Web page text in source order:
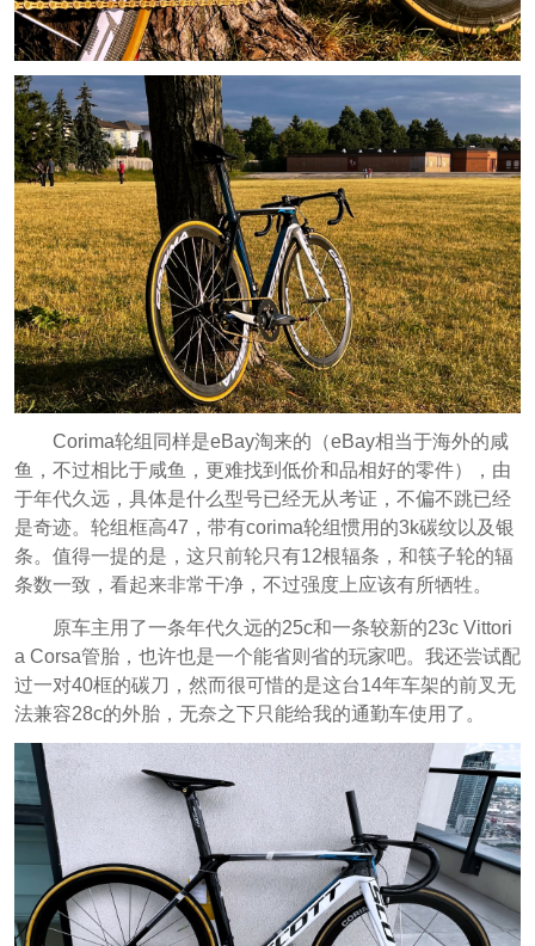
Corima轮组同样是eBay淘来的（eBay相当于海外的咸
鱼，不过相比于咸鱼，更难找到低价和品相好的零件），由
于年代久远，具体是什么型号已经无从考证，不偏不跳已经
是奇迹。轮组框高47，带有corima轮组惯用的3k碳纹以及银
条。值得一提的是，这只前轮只有12根辐条，和筷子轮的辐
条数一致，看起来非常干净，不过强度上应该有所牺牲。
原车主用了一条年代久远的25c和一条较新的23c Vittori
a Corsa管胎，也许也是一个能省则省的玩家吧。我还尝试配
过一对40框的碳刀，然而很可惜的是这台14年车架的前叉无
法兼容28c的外胎，无奈之下只能给我的通勤车使用了。